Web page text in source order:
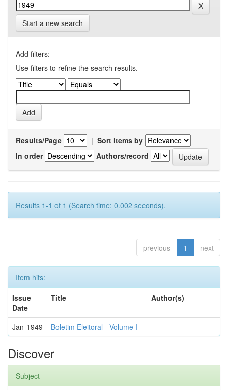
Start a new search
Add filters:
Use filters to refine the search results.
Results/Page | Sort items by
In order
Authors/record
Results 1-1 of 1 (Search time: 0.002 seconds).
previous 1 next
Item hits:
Issue
Date
Title Author(s)
Jan-1949 Boletim Eleitoral - Volume I -
Discover
Subject